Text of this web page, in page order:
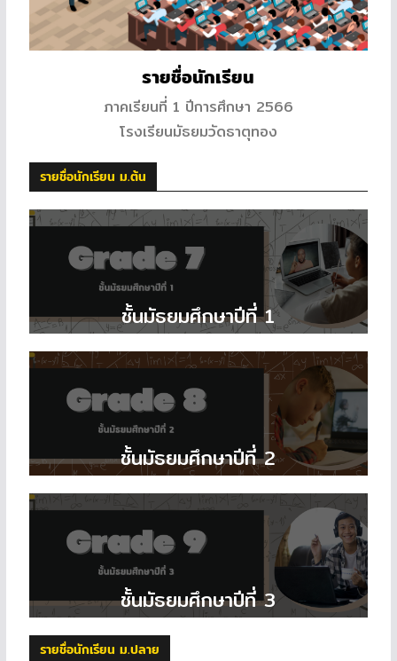
รายชื่อนักเรียน
ภาคเรียนที่ 1 ปีการศึกษา 2566
โรงเรียนมัธยมวัดธาตุทอง
รายชื่อนักเรียน ม.ต้น
ชั้นมัธยมศึกษาปีที่ 1
ชั้นมัธยมศึกษาปีที่ 2
ชั้นมัธยมศึกษาปีที่ 3
รายชื่อนักเรียน ม.ปลาย